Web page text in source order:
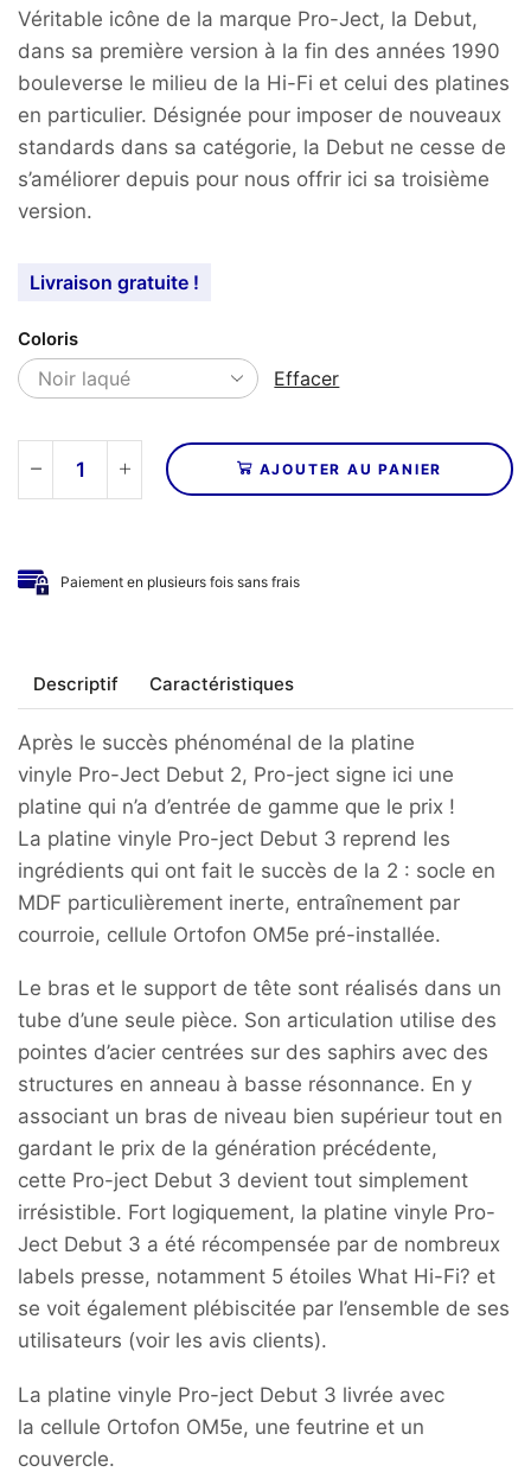
Véritable icône de la marque Pro-Ject, la Debut,
dans sa première version à la fin des années 1990
bouleverse le milieu de la Hi-Fi et celui des platines
en particulier. Désignée pour imposer de nouveaux
standards dans sa catégorie, la Debut ne cesse de
s’améliorer depuis pour nous offrir ici sa troisième
version.
Livraison gratuite !
Coloris
Effacer
quantité
de
-
III
REFERENCE
(avec
cellule
Ortofon
OM5e)
AJOUTER AU PANIER
Paiement en plusieurs fois sans frais
Descriptif Caractéristiques
Après le succès phénoménal de la platine
vinyle Pro-Ject Debut 2, Pro-ject signe ici une
platine qui n’a d’entrée de gamme que le prix !
La platine vinyle Pro-ject Debut 3 reprend les
ingrédients qui ont fait le succès de la 2 : socle en
MDF particulièrement inerte, entraînement par
courroie, cellule Ortofon OM5e pré-installée.
Le bras et le support de tête sont réalisés dans un
tube d’une seule pièce. Son articulation utilise des
pointes d’acier centrées sur des saphirs avec des
structures en anneau à basse résonnance. En y
associant un bras de niveau bien supérieur tout en
gardant le prix de la génération précédente,
cette Pro-ject Debut 3 devient tout simplement
irrésistible. Fort logiquement, la platine vinyle Pro-
Ject Debut 3 a été récompensée par de nombreux
labels presse, notamment 5 étoiles What Hi-Fi? et
se voit également plébiscitée par l’ensemble de ses
utilisateurs (voir les avis clients).
La platine vinyle Pro-ject Debut 3 livrée avec
la cellule Ortofon OM5e, une feutrine et un
couvercle.